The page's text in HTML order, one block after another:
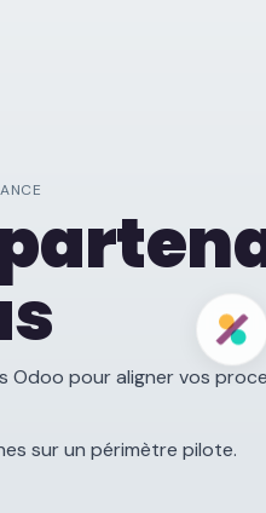
Odoo pour aligner vos
sur un périmètre pilote.